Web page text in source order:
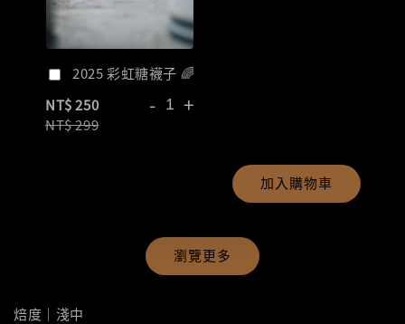
2025 彩虹糖襪子 🌈
NT$ 250
NT$ 299
- +
加入購物車
瀏覽更多
焙度｜淺中